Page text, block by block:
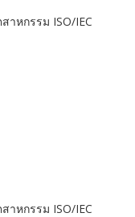
าหกรรม ISO/IEC
าหกรรม ISO/IEC